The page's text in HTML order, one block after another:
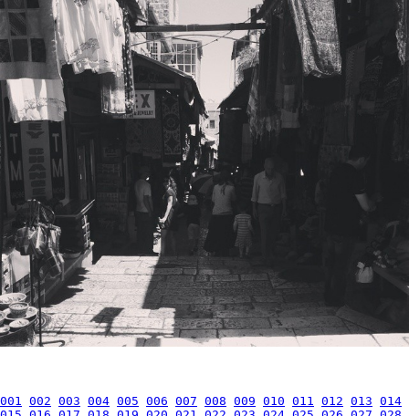
001 002 003 004 005 006 007 008 009 010 011 012 013 014